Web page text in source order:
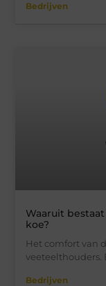
Bedrijven
Waaruit
koe?
Het comfort van
veeteelthouders.
Bedrijven